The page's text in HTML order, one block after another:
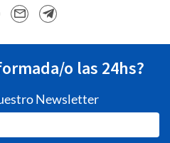
o las 24hs?
Newsletter